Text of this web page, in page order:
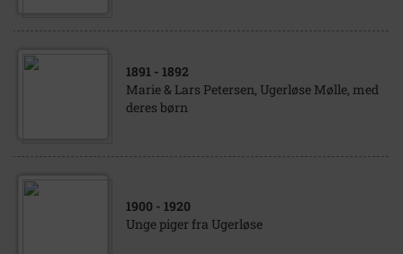
1891 - 1892
Marie & Lars Petersen, Ugerløse Mølle, med
deres børn
1900 - 1920
Unge piger fra Ugerløse